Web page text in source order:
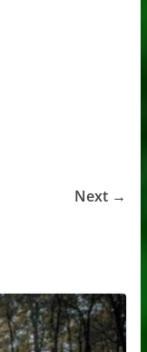
Next →